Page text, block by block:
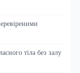
тіла без залу